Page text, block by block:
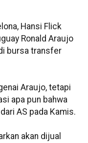
Hansi Flick
Ronald Araujo
bursa transfer
Araujo, tetapi
apa pun bahwa
AS pada Kamis.
akan dijual